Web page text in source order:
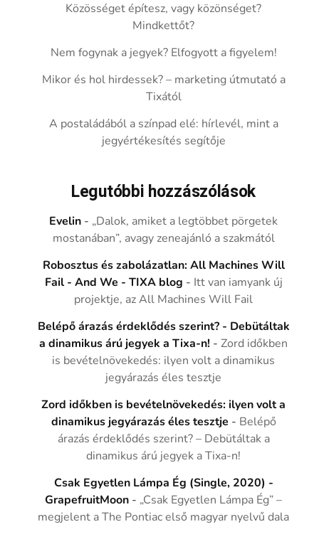
Közösséget építesz, vagy közönséget?
Mindkettőt?
Nem fogynak a jegyek? Elfogyott a figyelem!
Mikor és hol hirdessek? – marketing útmutató a
Tixától
A postaládából a színpad elé: hírlevél, mint a
jegyértékesítés segítője
Legutóbbi hozzászólások
Evelin - „Dalok, amiket a legtöbbet pörgetek
mostanában”, avagy zeneajánló a szakmától
Robosztus és zabolázatlan: All Machines Will
Fail - And We - TIXA blog - Itt van iamyank új
projektje, az All Machines Will Fail
Belépő árazás érdeklődés szerint? - Debütáltak
a dinamikus árú jegyek a Tixa-n! -Zord időkben
is bevételnövekedés: ilyen volt a dinamikus
jegyárazás éles tesztje
Zord időkben is bevételnövekedés: ilyen volt a
dinamikus jegyárazás éles tesztje - Belépő
árazás érdeklődés szerint? – Debütáltak a
dinamikus árú jegyek a Tixa-n!
Csak Egyetlen Lámpa Ég (Single, 2020) -
GrapefruitMoon - „Csak Egyetlen Lámpa Ég” –
megjelent a The Pontiac első magyar nyelvű dala